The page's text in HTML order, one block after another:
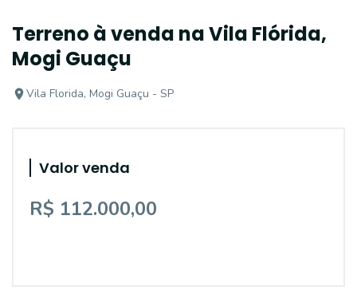
Terreno à venda na Vila Flórida,
Mogi Guaçu
Vila Florida, Mogi Guaçu - SP
Valor venda
R$ 112.000,00